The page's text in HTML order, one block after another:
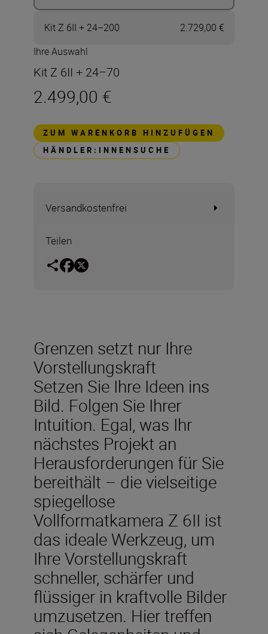
Kit Z 6II + 24–200
2.729,00 €
Ihre Auswahl
Kit Z 6II + 24–70
2.499,00 €
ZUM WARENKORB HINZUFÜGEN
HÄNDLER:INNENSUCHE
Versandkostenfrei
Teilen
Grenzen setzt nur Ihre
Vorstellungskraft
Setzen Sie Ihre Ideen ins
Bild. Folgen Sie Ihrer
Intuition. Egal, was Ihr
nächstes Projekt an
Herausforderungen für Sie
bereithält – die vielseitige
spiegellose
Vollformatkamera Z 6II ist
das ideale Werkzeug, um
Ihre Vorstellungskraft
schneller, schärfer und
flüssiger in kraftvolle Bilder
umzusetzen. Hier treffen